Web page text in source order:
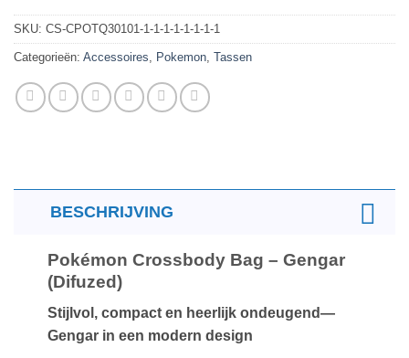
SKU: CS-CPOTQ30101-1-1-1-1-1-1-1-1
Categorieën: Accessoires Pokemon Tassen
BESCHRIJVING
Pokémon Crossbody Bag – Gengar
(Difuzed)
Stijlvol, compact en heerlijk ondeugend—
Gengar in een modern design